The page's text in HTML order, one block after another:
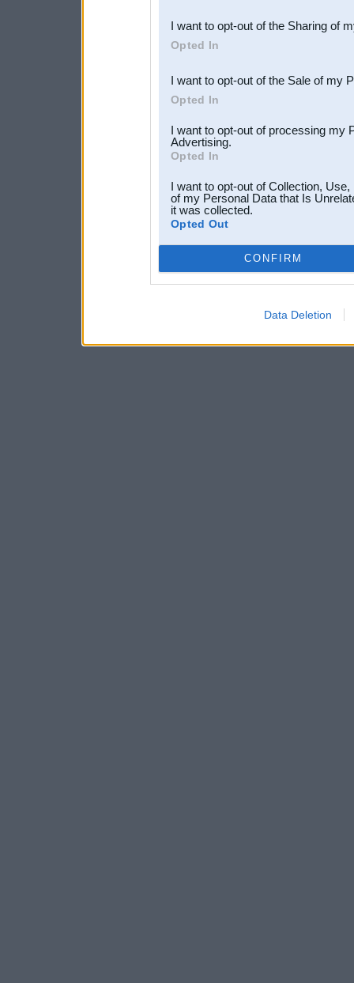
Downstream Participants
third parties.
I want to opt-out of the Sharing of
Opted In
I want to opt-out of the Sale of my
Opted In
I want to opt-out of processing my
Advertising.
Opted In
I want to opt-out of Collection,
of my Personal Data that Is
it was collected.
Opted Out
CONFIRM
Data Deletion